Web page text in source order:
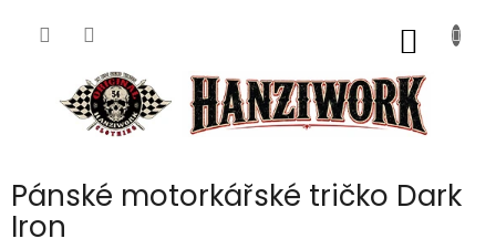
Pánské motorkářské tričko Dark
Iron